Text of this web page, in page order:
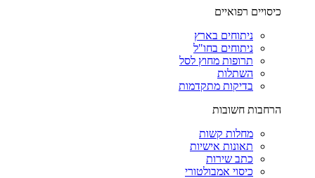
כיסויים רפואיים
ניתוחים בארץ
ניתוחים בחו"ל
תרופות מחוץ לסל
השתלות
בדיקות מתקדמות
הרחבות חשובות
מחלות קשות
תאונות אישיות
כתב שירות
כיסוי אמבולטורי